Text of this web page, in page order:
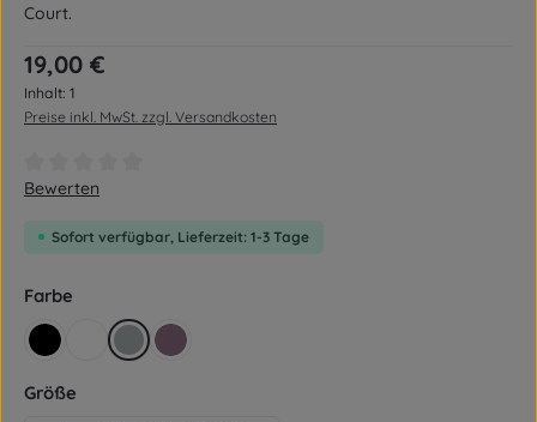
Court.
Regulärer Preis:
19,00 €
Inhalt: 1
Preise inkl. MwSt. zzgl. Versandkosten
Durchschnittliche Bewertung von 0 von 5 Sternen
Bewerten
Sofort verfügbar, Lieferzeit: 1-3 Tage
Farbe
schwarzweiß grau violet
Größe